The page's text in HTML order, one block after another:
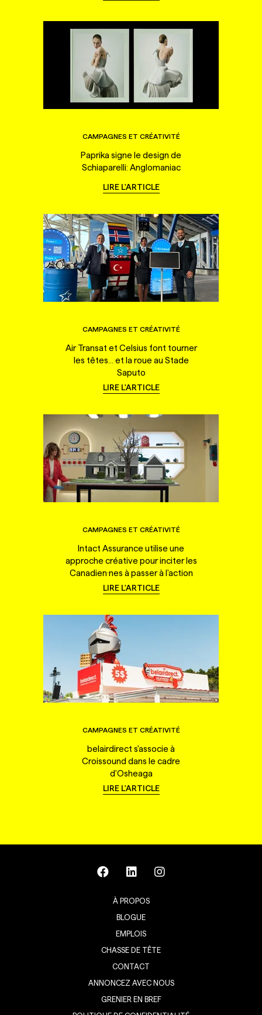
CAMPAGNES ET CRÉATIVITÉ
Paprika signe le design de
Schiaparelli: Anglomaniac
LIRE L'ARTICLE
CAMPAGNES ET CRÉATIVITÉ
Air Transat et Celsius font tourner
les têtes... et la roue au Stade
Saputo
LIRE L'ARTICLE
CAMPAGNES ET CRÉATIVITÉ
Intact Assurance utilise une
approche créative pour inciter les
Canadien·nes à passer à l'action
LIRE L'ARTICLE
CAMPAGNES ET CRÉATIVITÉ
belairdirect s'associe à
Croissound dans le cadre
d'Osheaga
LIRE L'ARTICLE
À PROPOS
BLOGUE
EMPLOIS
CHASSE DE TÊTE
CONTACT
ANNONCEZ AVEC NOUS
GRENIER EN BREF